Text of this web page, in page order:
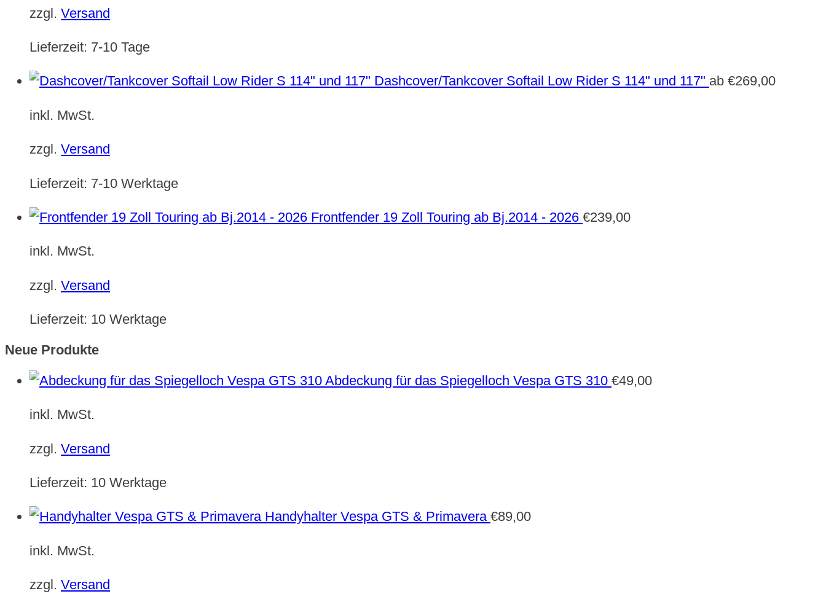
zzgl. Versand
Lieferzeit: 7-10 Tage
Dashcover/Tankcover Softail Low Rider S 114" und 117" ab €269,00
inkl. MwSt.
zzgl. Versand
Lieferzeit: 7-10 Werktage
Frontfender 19 Zoll Touring ab Bj.2014 - 2026 €239,00
inkl. MwSt.
zzgl. Versand
Lieferzeit: 10 Werktage
Neue Produkte
Abdeckung für das Spiegelloch Vespa GTS 310 €49,00
inkl. MwSt.
zzgl. Versand
Lieferzeit: 10 Werktage
Handyhalter Vespa GTS & Primavera €89,00
inkl. MwSt.
zzgl. Versand